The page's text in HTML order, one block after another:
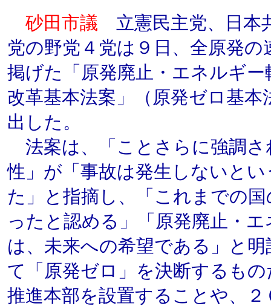
砂田市議 立憲民主党、日本
党の野党４党は９日、全原発
掲げた「原発廃止・エネルギ
改革基本法案」（原発ゼロ基本
出した。
法案は、「ことさらに強調さ
性」が「事故は発生しないと
た」と指摘し、「これまでの
ったと認める」「原発廃止・
は、未来への希望である」と
て「原発ゼロ」を決断するも
推進本部を設置することや、